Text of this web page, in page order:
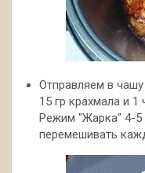
Отправляем в
15 гр крахмала и
Режим "Жарка" 4-5
перемешивать